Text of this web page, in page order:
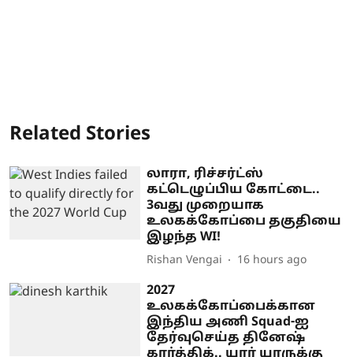
Related Stories
லாரா, ரிச்சர்ட்ஸ்
கட்டெழுப்பிய கோட்டை..
3வது முறையாக
உலகக்கோப்பை தகுதியை
இழந்த WI!
Rishan Vengai 16 hours ago
2027
உலகக்கோப்பைக்கான
இந்திய அணி Squad-ஐ
தேர்வுசெய்த தினேஷ்
கார்த்திக்.. யார் யாருக்கு